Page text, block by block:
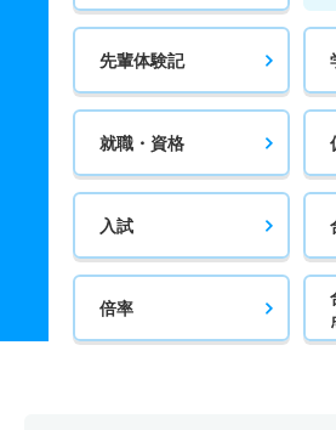
先輩体験記
就職・資格
入試
倍率